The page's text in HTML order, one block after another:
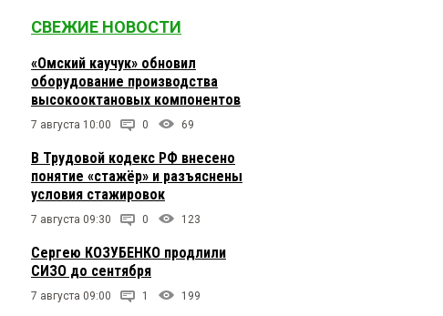
СВЕЖИЕ НОВОСТИ
«Омский каучук» обновил
оборудование производства
высокооктановых компонентов
7 августа 10:00 0 69
В Трудовой кодекс РФ внесено
понятие «стажёр» и разъяснены
условия стажировок
7 августа 09:30 0 123
Сергею КОЗУБЕНКО продлили
СИЗО до сентября
7 августа 09:00 1 199